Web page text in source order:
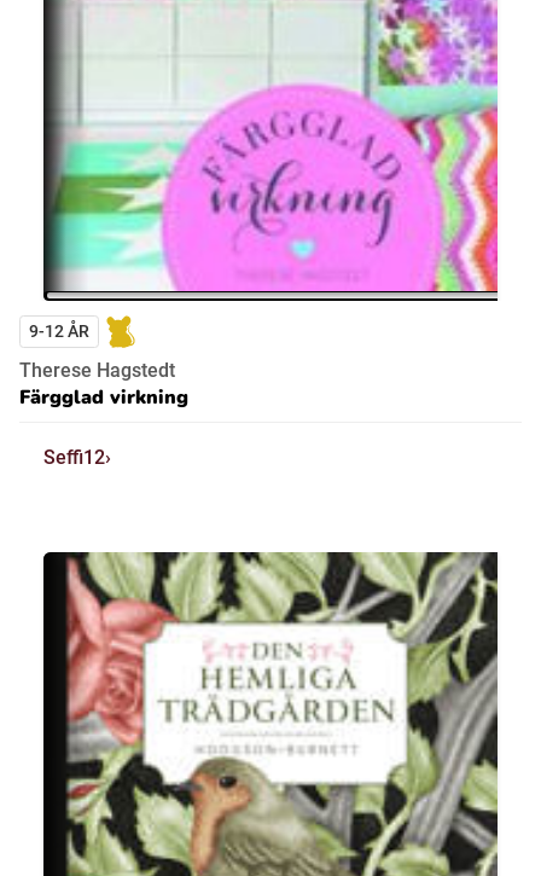
9-12 ÅR
Therese Hagstedt
Färgglad virkning
Seffi12